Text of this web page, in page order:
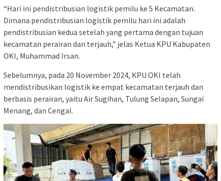
“Hari ini pendistribusian logistik pemilu ke 5 Kecamatan.
Dimana pendistribusian logistik pemilu hari ini adalah
pendistribusian kedua setelah yang pertama dengan tujuan
kecamatan perairan dan terjauh,” jelas Ketua KPU Kabupaten
OKI, Muhammad Irsan.
Sebelumnya, pada 20 November 2024, KPU OKI telah
mendistribusikan logistik ke empat kecamatan terjauh dan
berbasis perairan, yaitu Air Sugihan, Tulung Selapan, Sungai
Menang, dan Cengal.